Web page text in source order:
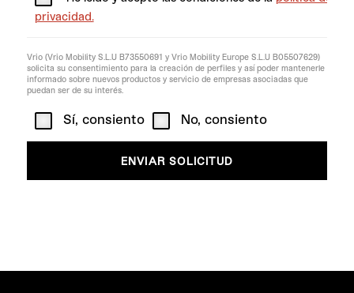
privacidad.
Vrio (Vrio Mobility S.L.U B73550691 y Vrio Mobility Europe S.L.U B05507629)
solicita su consentimiento para la creación de perfiles y así poder mantenerle
informado sobre nuevos productos y servicio de empresas asociadas que
puedan ser de su interés.
Sí, consiento No, consiento